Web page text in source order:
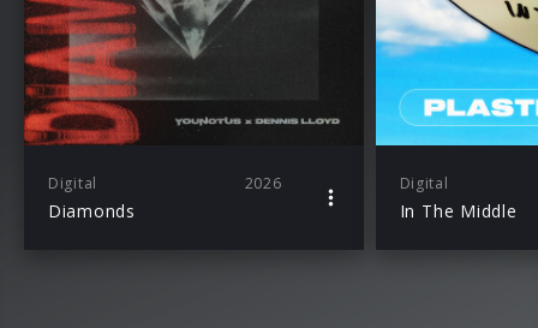
Digital 2026
Diamonds
Digital
In The Middle